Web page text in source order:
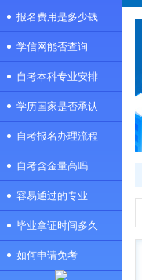
报名费用是多少钱
学信网能否查询
自考本科专业安排
学历国家是否承认
自考报名办理流程
自考含金量高吗
容易通过的专业
毕业拿证时间多久
如何申请免考